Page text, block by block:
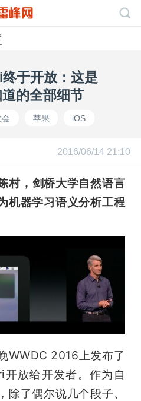
于开放：这是
的全部细节
苹果 iOS
2016/06/14 21:10
村，剑桥大学自然语言
机器学习语义分析工程
WWDC 2016上发布了
放给开发者。作为自
了偶尔说几个段子、